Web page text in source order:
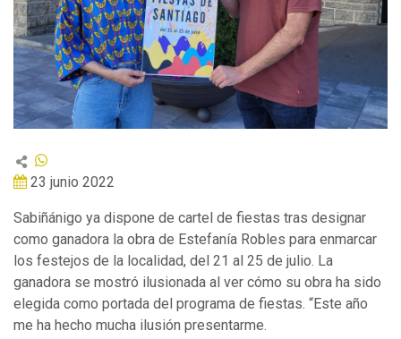
23 junio 2022
Sabiñánigo ya dispone de cartel de fiestas tras designar
como ganadora la obra de Estefanía Robles para enmarcar
los festejos de la localidad, del 21 al 25 de julio. La
ganadora se mostró ilusionada al ver cómo su obra ha sido
elegida como portada del programa de fiestas. “Este año
me ha hecho mucha ilusión presentarme.